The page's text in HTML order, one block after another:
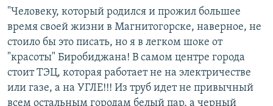
"Человеку, который родился и прожил большее
время своей жизни в Магнитогорске, наверное, не
стоило бы это писать, но я в легком шоке от
"красоты" Биробиджана! В самом центре города
стоит ТЭЦ, которая работает не на электричестве
или газе, а на УГЛЕ!!! Из труб идет не привычный
всем остальным городам белый пар, а черный